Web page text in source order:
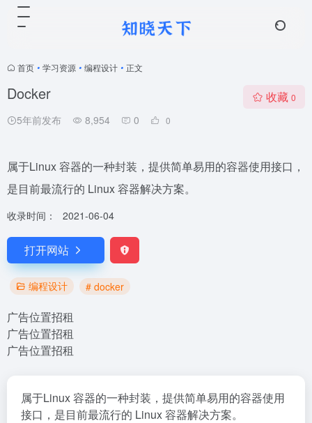
首页 • 学习资源 • 编程设计 • 正文
Docker
5年前发布 8,954 0 0
收藏 0
属于Linux 容器的一种封装，提供简单易用的容器使用接口，
是目前最流行的 Linux 容器解决方案。
收录时间： 2021-06-04
打开网站
编程设计 # docker
广告位置招租
广告位置招租
广告位置招租
属于Linux 容器的一种封装，提供简单易用的容器使用
接口，是目前最流行的 Linux 容器解决方案。